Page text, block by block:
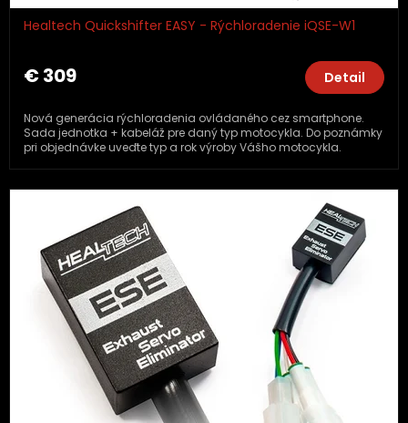
Healtech Quickshifter EASY - Rýchloradenie iQSE-W1
€ 309 Detail
Nová generácia rýchloradenia ovládaného cez smartphone.
Sada jednotka + kabeláž pre daný typ motocykla. Do poznámky
pri objednávke uveďte typ a rok výroby Vášho motocykla.